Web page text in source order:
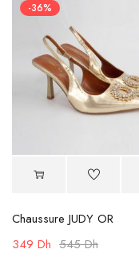
-36%
Chaussure JUDY OR
545Dh
349 Dh